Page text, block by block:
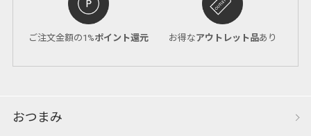
ご注文金額の1%ポイント還元 お得なアウトレット品あり
おつまみ